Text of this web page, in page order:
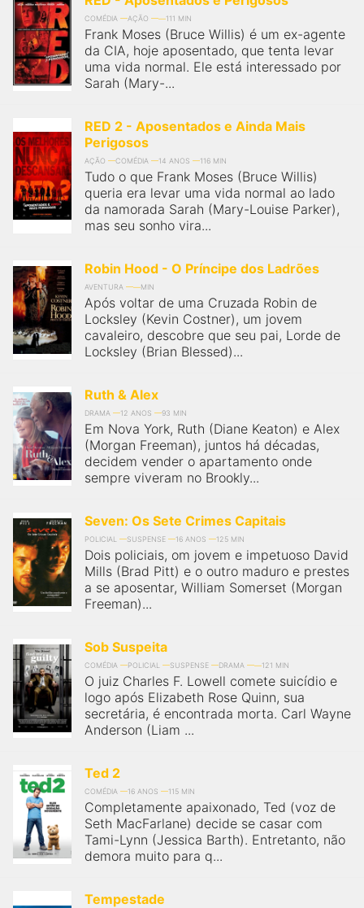
COMÉDIA AÇÃO 111 MIN
Frank Moses (Bruce Willis) é um ex-agente
da CIA, hoje aposentado, que tenta levar
uma vida normal. Ele está interessado por
Sarah (Mary-...
RED 2 - Aposentados e Ainda Mais
Perigosos
AÇÃO COMÉDIA 14 ANOS 116 MIN
Tudo o que Frank Moses (Bruce Willis)
queria era levar uma vida normal ao lado
da namorada Sarah (Mary-Louise Parker),
mas seu sonho vira...
Robin Hood - O Príncipe dos Ladrões
AVENTURA MIN
Após voltar de uma Cruzada Robin de
Locksley (Kevin Costner), um jovem
cavaleiro, descobre que seu pai, Lorde de
Locksley (Brian Blessed)...
Ruth & Alex
DRAMA 12 ANOS 93 MIN
Em Nova York, Ruth (Diane Keaton) e Alex
(Morgan Freeman), juntos há décadas,
decidem vender o apartamento onde
sempre viveram no Brookly...
Seven: Os Sete Crimes Capitais
POLICIAL SUSPENSE 16 ANOS 125 MIN
Dois policiais, om jovem e impetuoso David
Mills (Brad Pitt) e o outro maduro e prestes
a se aposentar, William Somerset (Morgan
Freeman)...
Sob Suspeita
COMÉDIA POLICIAL SUSPENSE DRAMA 121 MIN
O juiz Charles F. Lowell comete suicídio e
logo após Elizabeth Rose Quinn, sua
secretária, é encontrada morta. Carl Wayne
Anderson (Liam ...
Ted 2
COMÉDIA 16 ANOS 115 MIN
Completamente apaixonado, Ted (voz de
Seth MacFarlane) decide se casar com
Tami-Lynn (Jessica Barth). Entretanto, não
demora muito para q...
Tempestade